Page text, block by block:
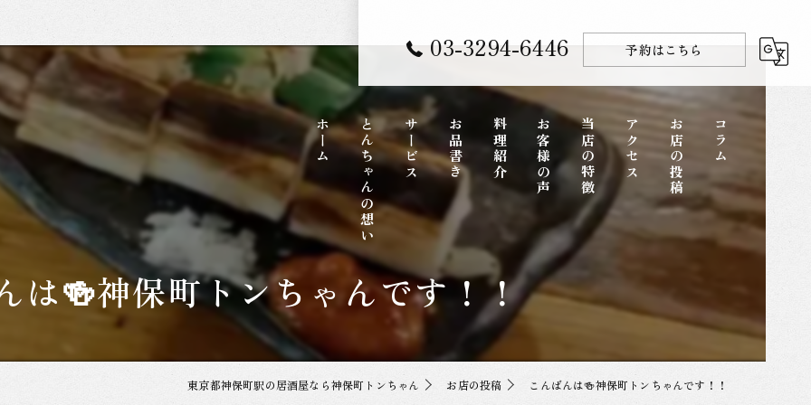
03-3294-6446 予約はこちら
ホーム とんちゃんの想い サービス お品書き 料理紹介 お客様の声 当店の特徴
コース
アクセス お店の投稿 コラム
は🍻神保町トンちゃんです！！
東京都神保町駅の居酒屋なら神保町トンちゃん お店の投稿 こんばんは🍻神保町トンちゃんです！！